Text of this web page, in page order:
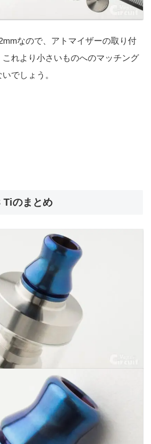
なので、アトマイザーの取り付
れより小さいものへのマッチング
でしょう。
Tiのまとめ